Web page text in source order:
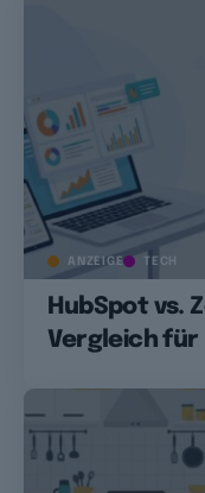
ANZEIGE TECH
HubSpot vs.
Vergleich